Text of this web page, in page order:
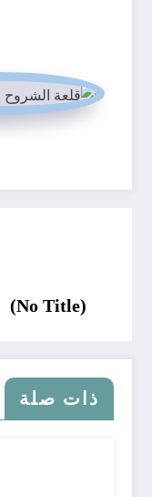
(No Title)
ذات صلة